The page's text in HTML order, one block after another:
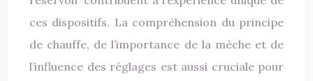
ces dispositifs. La compréhension du principe
de chauffe, de l’importance de la mèche et de
l’influence des réglages est aussi cruciale pour